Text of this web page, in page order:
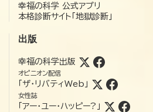
幸福の科学 公式アプリ
本格診断サイト「地獄診断」
出版
幸福の科学出版
オピニオン配信
「ザ・リバティWeb」
女性誌
「アー・ユー・ハッピー?」